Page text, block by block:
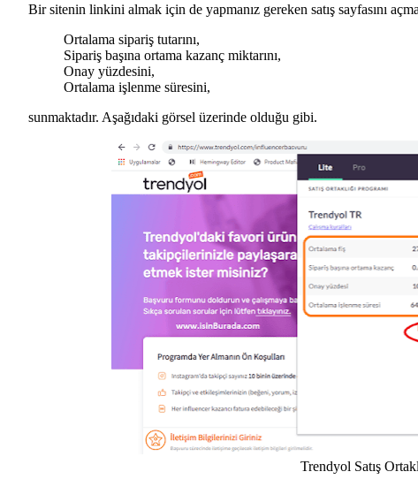
Bir sitenin linkini almak için de yapmanız gereken satış sayfasını
Ortalama sipariş tutarını,
Sipariş başına ortama kazanç miktarını,
Onay yüzdesini,
Ortalama işlenme süresini,
sunmaktadır. Aşağıdaki görsel üzerinde olduğu gibi.
Trendyol Satış